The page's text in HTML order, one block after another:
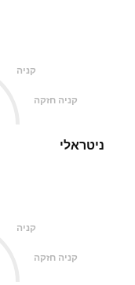
קניה
קניה חזקה
קניה
קניה חזקה
ניטראלי